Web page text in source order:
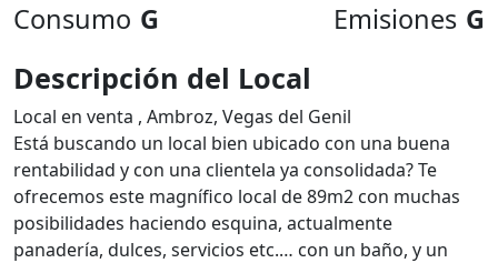
Consumo G Emisiones G
Descripción del Local
Local en venta , Ambroz, Vegas del Genil
Está buscando un local bien ubicado con una buena
rentabilidad y con una clientela ya consolidada? Te
ofrecemos este magnífico local de 89m2 con muchas
posibilidades haciendo esquina, actualmente
panadería, dulces, servicios etc.… con un baño, y un